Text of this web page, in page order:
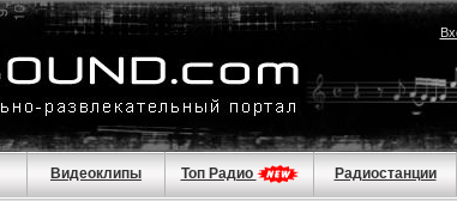
Видеоклипы Топ Радио Радиостанции